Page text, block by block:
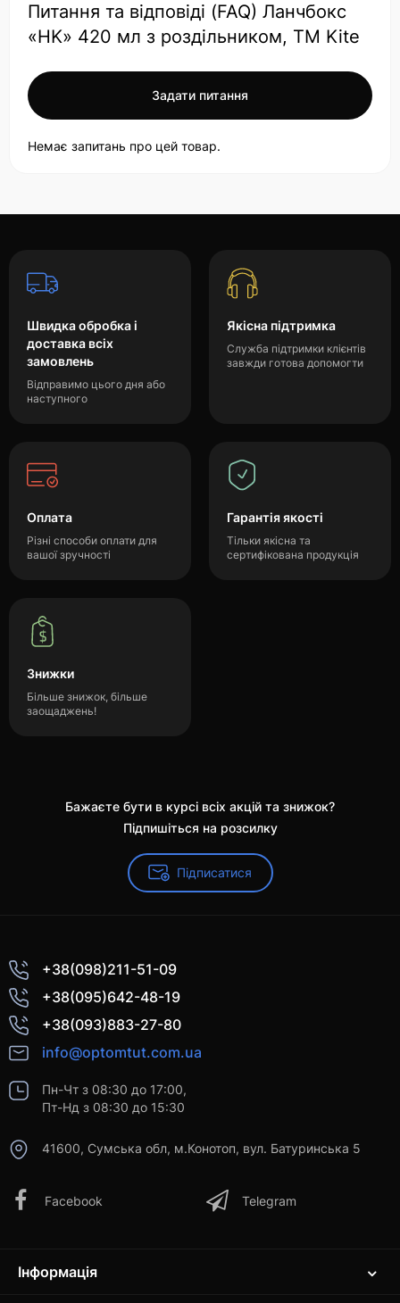
Питання та відповіді (FAQ) Ланчбокс
«HK» 420 мл з роздільником, TM Kite
Задати питання
Немає запитань про цей товар.
Швидка обробка і
доставка всіх
замовлень
Відправимо цього дня або
наступного
Якісна підтримка
Служба підтримки клієнтів
завжди готова допомогти
Оплата
Різні способи оплати для
вашої зручності
Гарантія якості
Тільки якісна та
сертифікована продукція
Знижки
Більше знижок, більше
заощаджень!
Бажаєте бути в курсі всіх акцій та знижок?
Підпишіться на розсилку
Підписатися
+38(098)211-51-09
+38(095)642-48-19
+38(093)883-27-80
info@optomtut.com.ua
Пн-Чт з 08:30 до 17:00,
Пт-Нд з 08:30 до 15:30
41600, Сумська обл, м.Конотоп, вул. Батуринська 5
Facebook Telegram
Інформація